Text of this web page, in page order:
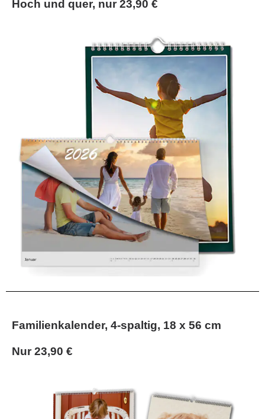
Hoch und quer, nur 23,90 €
Familienkalender, 4-spaltig, 18 x 56 cm
Nur 23,90 €